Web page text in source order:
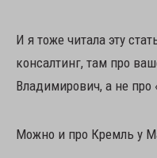
И я тоже читала эту
консалтинг, там про
Владимирович, а не
Можно и про Кремль у